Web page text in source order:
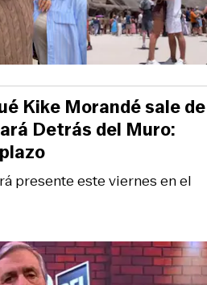
presente este viernes en el
Kike Morandé sale de
Detrás del Muro: